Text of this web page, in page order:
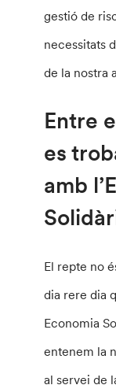
gestió de
necessitats
de la nostra
Entre
es
amb
El repte no
dia rere dia
Economia
entenem la
al servei de